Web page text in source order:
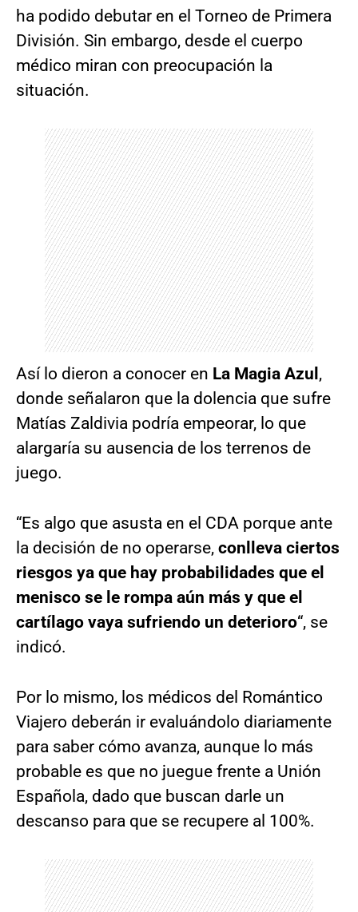
ha podido debutar en el Torneo de Primera
División. Sin embargo, desde el cuerpo
médico miran con preocupación la
situación.
Así lo dieron a conocer en La Magia Azul ,
donde señalaron que la dolencia que sufre
Matías Zaldivia podría empeorar, lo que
alargaría su ausencia de los terrenos de
juego.
“Es algo que asusta en el CDA porque ante
la decisión de no operarse, conlleva ciertos
riesgos ya que hay probabilidades que el
menisco se le rompa aún más y que el
cartílago vaya sufriendo un deterioro“, se
indicó.
Por lo mismo, los médicos del Romántico
Viajero deberán ir evaluándolo diariamente
para saber cómo avanza, aunque lo más
probable es que no juegue frente a Unión
Española, dado que buscan darle un
descanso para que se recupere al 100%.